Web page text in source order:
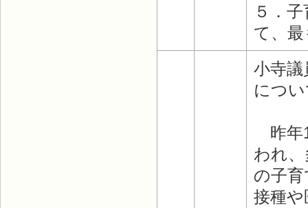
５．
て、
小寺
につ
昨年
われ
の子
接種